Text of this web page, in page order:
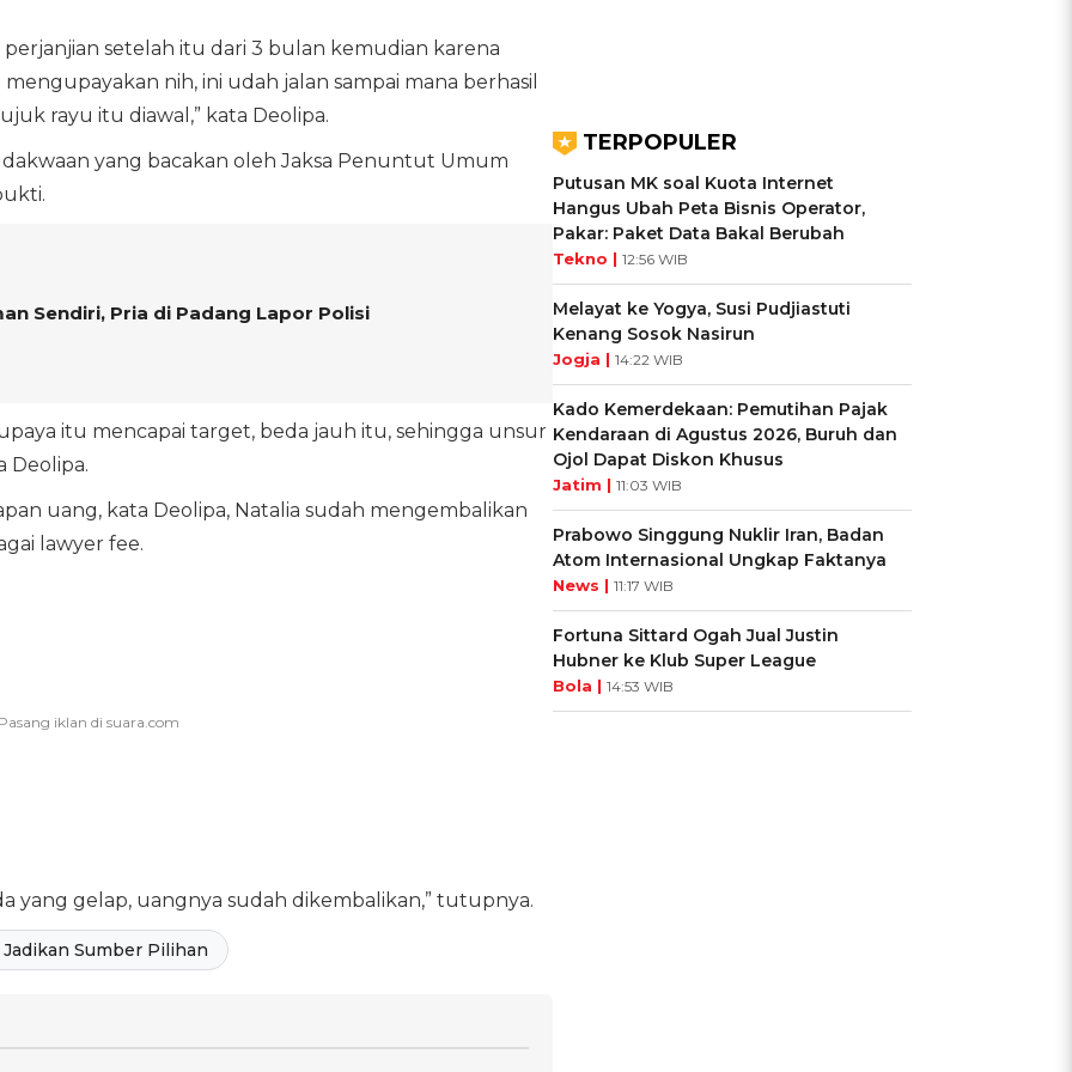
setelah itu dari 3 bulan kemudian karena
nih, ini udah jalan sampai mana berhasil
rayu itu diawal,” kata Deolipa.
yang bacakan oleh Jaksa Penuntut Umum
Sendiri, Pria di Padang Lapor Polisi
itu mencapai target, beda jauh itu, sehingga unsur
Deolipa.
uang, kata Deolipa, Natalia sudah mengembalikan
lawyer fee.
yang gelap, uangnya sudah dikembalikan,” tutupnya.
Jadikan Sumber Pilihan
TERPOPULER
Putusan MK soal Kuota Internet
Hangus Ubah Peta Bisnis Operator,
Pakar: Paket Data Bakal Berubah
Tekno | 12:56 WIB
Melayat ke Yogya, Susi Pudjiastuti
Kenang Sosok Nasirun
Jogja | 14:22 WIB
Kado Kemerdekaan: Pemutihan Pajak
Kendaraan di Agustus 2026, Buruh dan
Ojol Dapat Diskon Khusus
Jatim | 11:03 WIB
Prabowo Singgung Nuklir Iran, Badan
Atom Internasional Ungkap Faktanya
News | 11:17 WIB
Fortuna Sittard Ogah Jual Justin
Hubner ke Klub Super League
Bola | 14:53 WIB